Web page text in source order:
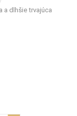
a dlhšie trvajúca